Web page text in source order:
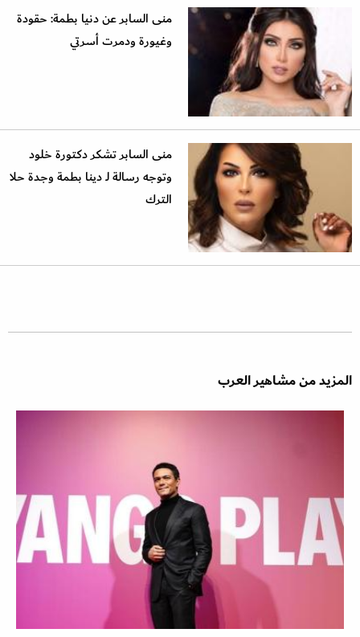
منى السابر عن دنيا بطمة: حقودة
وغيورة ودمرت أسرتي
منى السابر تشكر دكتورة خلود
وتوجه رسالة لـ دينا بطمة وجدة حلا
الترك
المزيد من مشاهير العرب